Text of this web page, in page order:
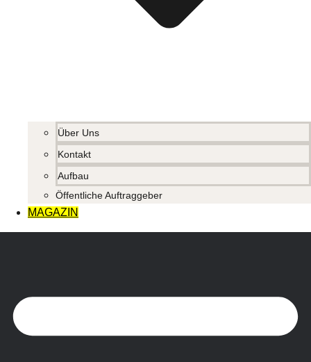
Über Uns
Kontakt
Aufbau
Öffentliche Auftraggeber
MAGAZIN